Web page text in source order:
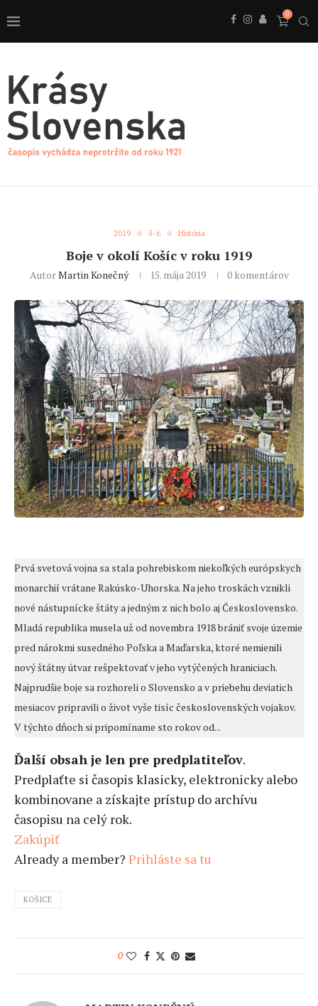
0
2019 5-6 História
Boje v okolí Košíc v roku 1919
AutorMartin Konečný 15. mája 2019 0 komentárov
Prvá svetová vojna sa stala pohrebiskom niekoľkých európskych
monarchií vrátane Rakúsko-Uhorska. Na jeho troskách vznikli
nové nástupnícke štáty a jedným z nich bolo aj Československo.
Mladá republika musela už od novembra 1918 brániť svoje územie
pred nárokmi susedného Poľska a Maďarska, ktoré nemienili
nový štátny útvar rešpektovať v jeho vytýčených hraniciach.
Najprudšie boje sa rozhoreli o Slovensko a v priebehu deviatich
mesiacov pripravili o život vyše tisíc československých vojakov.
V týchto dňoch si pripomíname sto rokov od...
Ďalší obsah je len pre predplatiteľov.
Predplaťte si časopis klasicky, elektronicky alebo
kombinovane a získajte prístup do archívu
časopisu na celý rok.
Zakúpiť
Already a member? Prihláste sa tu
KOŠICE
0